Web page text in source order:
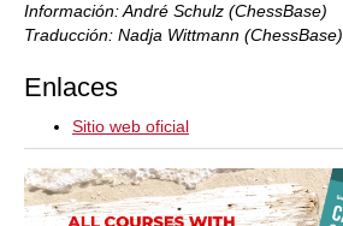
Información: André Schulz (ChessBase)
Traducción: Nadja Wittmann (ChessBase)
Enlaces
Sitio web oficial